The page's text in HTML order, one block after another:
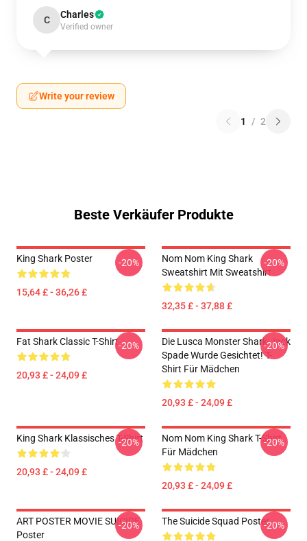
C Charles
Verified owner
Write your review
1 / 2
Beste Verkäufer Produkte
King Shark Poster
15,64 £ - 36,26 £
-20%
Nom Nom King Shark
Sweatshirt Mit Sweatshirt
32,35 £ - 37,88 £
-20%
Fat Shark Classic T-Shirt
20,93 £ - 24,09 £
-20%
Die Lusca Monster Shark-Jack
Spade Wurde Gesichtet! T-
Shirt Für Mädchen
20,93 £ - 24,09 £
-20%
King Shark Klassisches T-Shirt
20,93 £ - 24,09 £
-20%
Nom Nom King Shark T-Shirt
Für Mädchen
20,93 £ - 24,09 £
-20%
ART POSTER MOVIE SUICIDE
Poster
-20% The Suicide Squad Poster-20%